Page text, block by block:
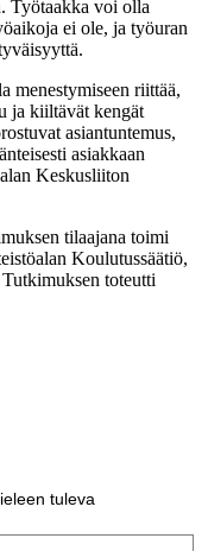
Työtaakka voi olla
ei ole, ja työuran
menestymiseen riittää,
ja kiiltävät kengät
asiantuntemus,
asiakkaan
Keskusliiton
tilaajana toimi
Koulutussäätiö,
toteutti
tuleva